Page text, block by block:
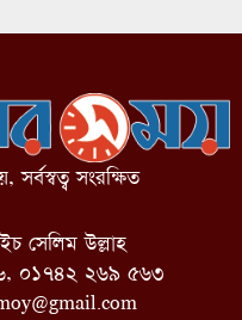
সংরক্ষিত
সেলিম উল্লাহ
০১৭৪২ ২৬৯ ৫৬৩